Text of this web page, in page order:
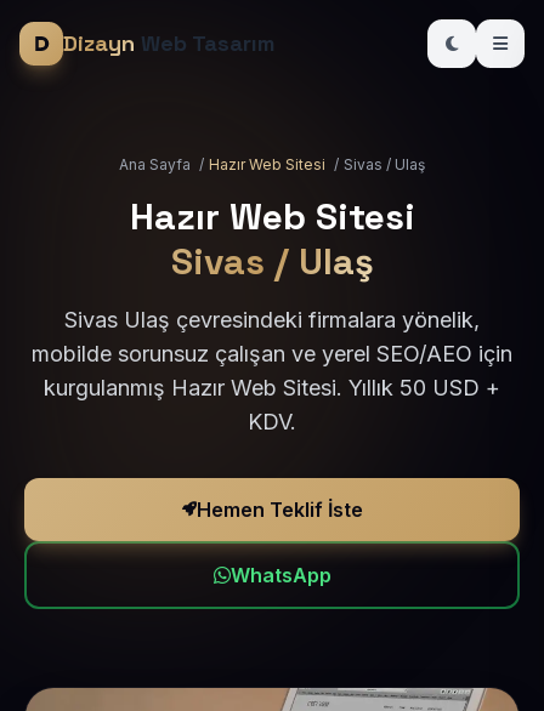
Dizayn Web Tasarım
Ana Sayfa / Hazır Web Sitesi / Sivas / Ulaş
Hazır Web Sitesi
Sivas / Ulaş
Sivas Ulaş çevresindeki firmalara yönelik,
mobilde sorunsuz çalışan ve yerel SEO/AEO için
kurgulanmış Hazır Web Sitesi. Yıllık 50 USD +
KDV.
Hemen Teklif İste
WhatsApp